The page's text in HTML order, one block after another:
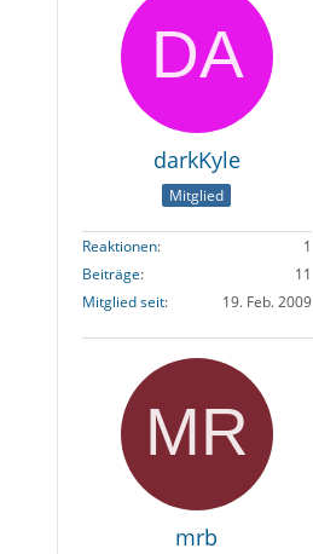
darkKyle
Mitglied
Reaktionen
1
Beiträge
11
Mitglied seit
19. Feb. 2009
mrb